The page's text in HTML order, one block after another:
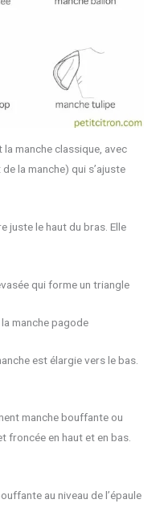
la manche classique, avec
la manche) qui s’ajuste
juste le haut du bras. Elle
qui forme un triangle
manche pagode
est élargie vers le bas.
manche bouffante ou
froncée en haut et en bas.
au niveau de l’épaule